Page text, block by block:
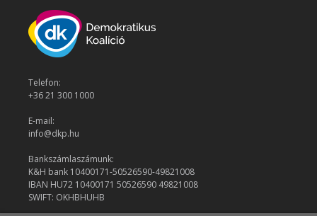
Telefon:
+36 21 300 1000
E-mail:
info@dkp.hu
Bankszámlaszámunk:
K&H bank 10400171-50526590-49821008
IBAN HU72 10400171 50526590 49821008
SWIFT: OKHBHUHB